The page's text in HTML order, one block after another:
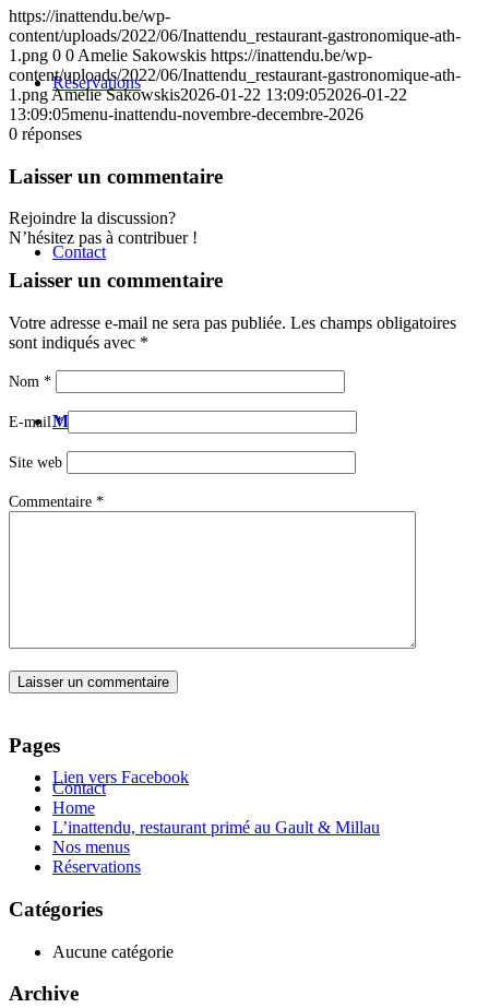
Réservations
Contact
Menu
Lien vers Facebook
https://inattendu.be/wp-
content/uploads/2022/06/Inattendu_restaurant-gastronomique-ath-
1.png 0 0 Amelie Sakowskis https://inattendu.be/wp-
content/uploads/2022/06/Inattendu_restaurant-gastronomique-ath-
1.png Amelie Sakowskis2026-01-22 13:09:052026-01-22
13:09:05menu-inattendu-novembre-decembre-2026
0 réponses
Laisser un commentaire
Rejoindre la discussion?
N’hésitez pas à contribuer !
Laisser un commentaire
Votre adresse e-mail ne sera pas publiée. Les champs obligatoires
sont indiqués avec *
Nom *
E-mail*
Site web
Commentaire *
Pages
Contact
Home
L’inattendu, restaurant primé au Gault & Millau
Nos menus
Réservations
Catégories
Aucune catégorie
Archive